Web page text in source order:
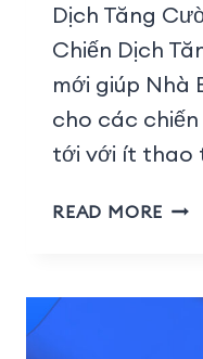
Dịch Tăng
Chiến Dịch
mới giúp Nhà
cho các chiến
tới với ít thao
READ MORE